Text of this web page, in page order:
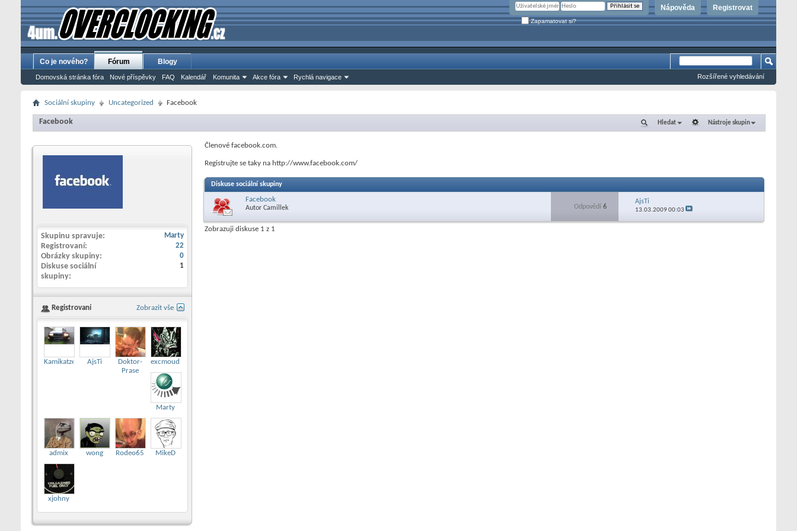
Registrovat
Nápověda
Zapamatovat si?
Co je nového? Fórum
Domovská stránka fóra Nové příspěvky FAQ Kalendář Komunita Akce fóra Rychlá navigace
Blogy
Rozšířené vyhledávání
Sociální skupiny Uncategorized Facebook
Hledat Nástroje skupin
Facebook
Členové facebook.com.
Registrujte se taky na http://www.facebook.com/
Diskuse sociální skupiny
Facebook
Autor Camillek Odpovědí 6
AjsTi
13.03.200900:03
Zobrazuji diskuse 1 z 1
Skupinu spravuje Marty
Registrovaní 22
Obrázky skupiny 0
Diskuse sociální
skupiny
1
Zobrazit vše
Registrovaní
Kamikatze007AjsTi
Doktor-
Prase
excmoudina
Marty
admix wong Rodeo65 MikeD
xjohny